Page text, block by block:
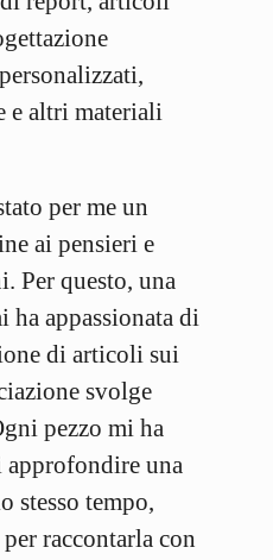
e altri materiali
per me un
ai pensieri e
Per questo, una
ha appassionata di
di articoli sui
svolge
pezzo mi ha
approfondire una
stesso tempo,
raccontarla con